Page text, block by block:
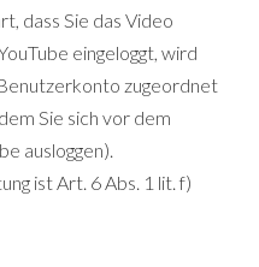
dass Sie das Video
eingeloggt, wird
zugeordnet
Sie sich vor dem
ausloggen).
ist Art. 6 Abs. 1 lit. f)